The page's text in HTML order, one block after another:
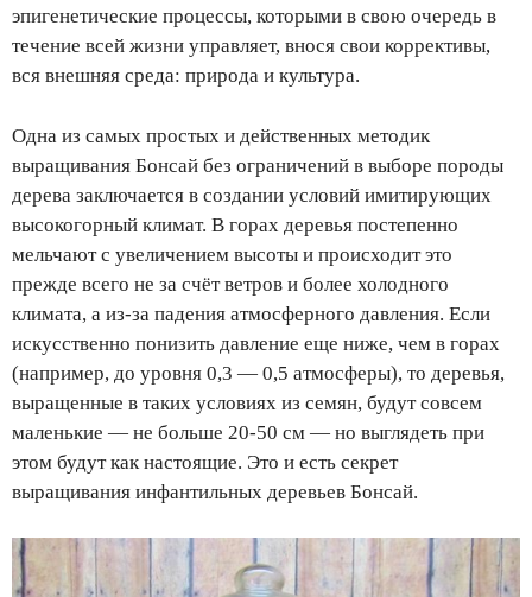
эпигенетические процессы, которыми в свою очередь в
течение всей жизни управляет, внося свои коррективы,
вся внешняя среда: природа и культура.
Одна из самых простых и действенных методик
выращивания Бонсай без ограничений в выборе породы
дерева заключается в создании условий имитирующих
высокогорный климат. В горах деревья постепенно
мельчают с увеличением высоты и происходит это
прежде всего не за счёт ветров и более холодного
климата, а из-за падения атмосферного давления. Если
искусственно понизить давление еще ниже, чем в горах
(например, до уровня 0,3 — 0,5 атмосферы), то деревья,
выращенные в таких условиях из семян, будут совсем
маленькие — не больше 20-50 см — но выглядеть при
этом будут как настоящие. Это и есть секрет
выращивания инфантильных деревьев Бонсай.